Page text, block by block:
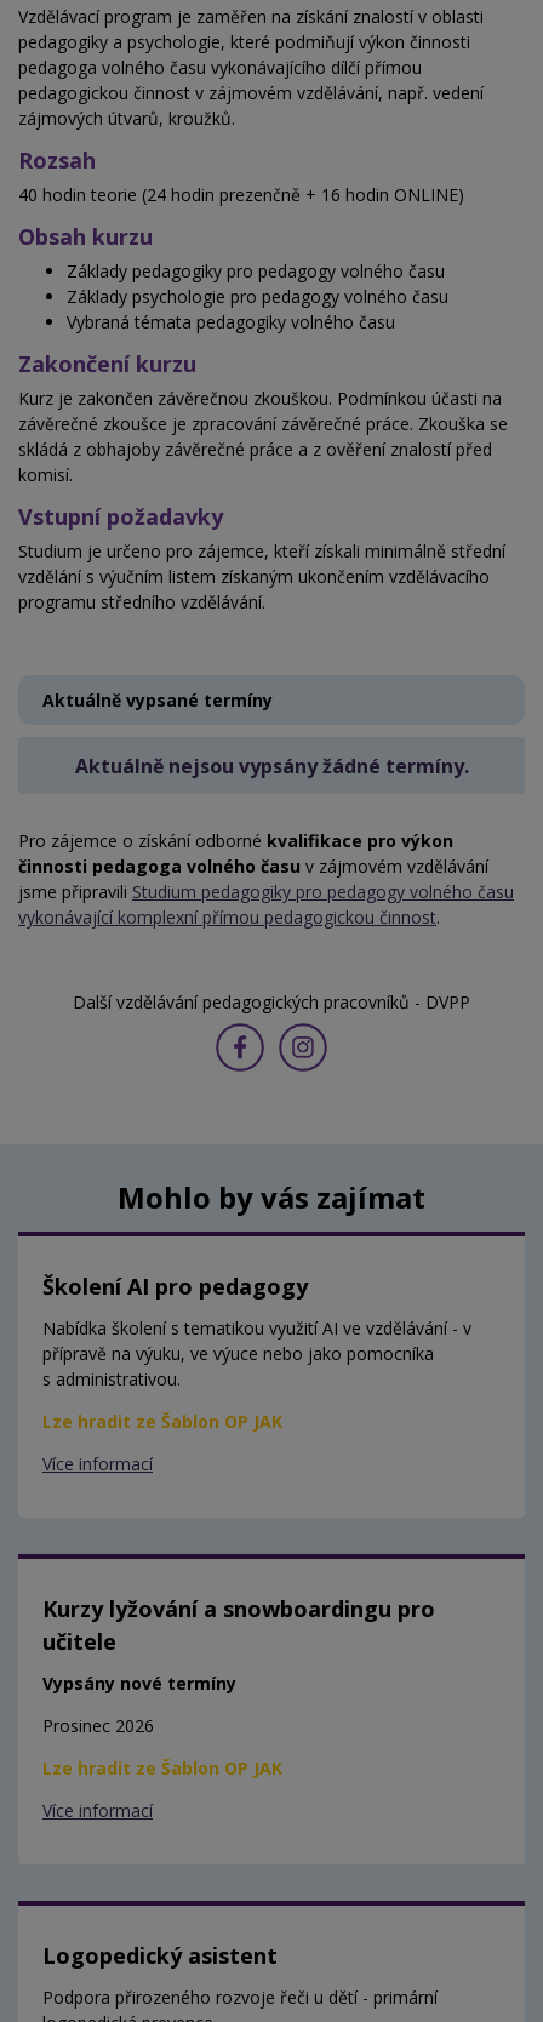
Vzdělávací program je zaměřen na získání znalostí v oblasti
pedagogiky a psychologie, které podmiňují výkon činnosti
pedagoga volného času vykonávajícího dílčí přímou
pedagogickou činnost v zájmovém vzdělávání, např. vedení
zájmových útvarů, kroužků.
Rozsah
40 hodin teorie (24 hodin prezenčně + 16 hodin ONLINE)
Obsah kurzu
Základy pedagogiky pro pedagogy volného času
Základy psychologie pro pedagogy volného času
Vybraná témata pedagogiky volného času
Zakončení kurzu
Kurz je zakončen závěrečnou zkouškou. Podmínkou účasti na
závěrečné zkoušce je zpracování závěrečné práce. Zkouška se
skládá z obhajoby závěrečné práce a z ověření znalostí před
komisí.
Vstupní požadavky
Studium je určeno pro zájemce, kteří získali minimálně střední
vzdělání s výučním listem získaným ukončením vzdělávacího
programu středního vzdělávání.
Aktuálně vypsané termíny
Aktuálně nejsou vypsány žádné termíny.
Pro zájemce o získání odborné kvalifikace pro výkon
činnosti pedagoga volného času v zájmovém vzdělávání
jsme připravili Studium pedagogiky pro pedagogy volného času
vykonávající komplexní přímou pedagogickou činnost.
Další vzdělávání pedagogických pracovníků - DVPP
Mohlo by vás zajímat
Školení AI pro pedagogy
Nabídka školení s tematikou využití AI ve vzdělávání - v
přípravě na výuku, ve výuce nebo jako pomocníka
s administrativou.
Lze hradit ze Šablon OP JAK
Více informací
Kurzy lyžování a snowboardingu pro
učitele
Vypsány nové termíny
Prosinec 2026
Lze hradit ze Šablon OP JAK
Více informací
Logopedický asistent
Podpora přirozeného rozvoje řeči u dětí - primární